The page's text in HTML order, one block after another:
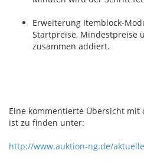
Erweiterung Itemblock-
Startpreise, Mindestpreise
zusammen addiert.
Eine kommentierte Übersicht
ist zu finden unter:
http://www.auktion-ng.de/